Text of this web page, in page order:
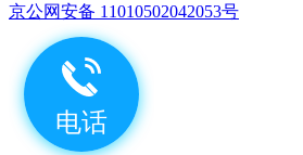
京公网安备 11010502042053号